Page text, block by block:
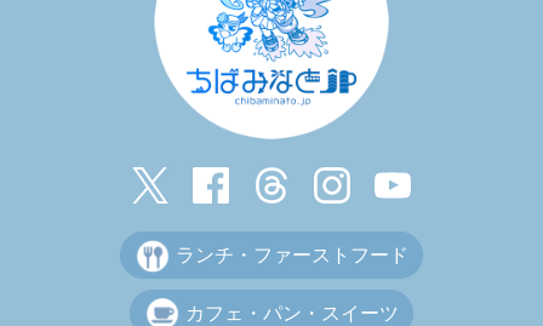
ランチ・ファーストフード
カフェ・パン・スイーツ